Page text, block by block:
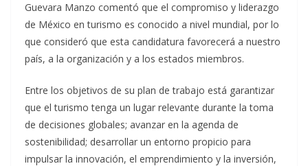
Guevara Manzo comentó que el compromiso y liderazgo
de México en turismo es conocido a nivel mundial, por lo
que consideró que esta candidatura favorecerá a nuestro
país, a la organización y a los estados miembros.
Entre los objetivos de su plan de trabajo está garantizar
que el turismo tenga un lugar relevante durante la toma
de decisiones globales; avanzar en la agenda de
sostenibilidad; desarrollar un entorno propicio para
impulsar la innovación, el emprendimiento y la inversión,